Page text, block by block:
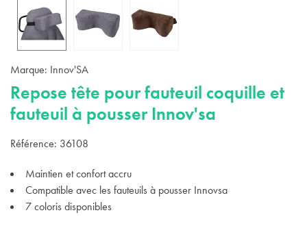
Marque: Innov'SA
Repose tête pour fauteuil coquille et
fauteuil à pousser Innov'sa
Référence: 36108
Maintien et confort accru
Compatible avec les fauteuils à pousser Innovsa
7 coloris disponibles